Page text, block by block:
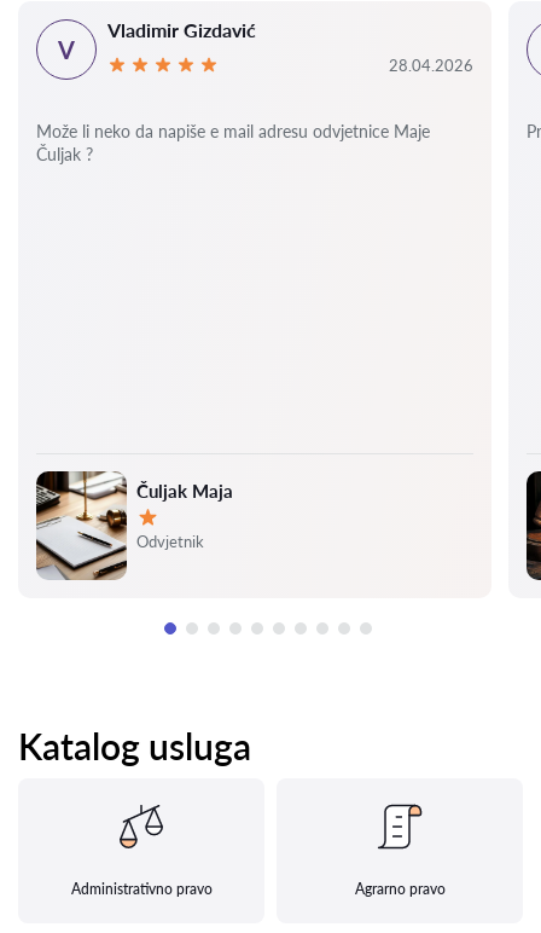
Čuljak Maja
Ocjena:
Odvjetnik
V
Vladimir Gizdavić
28.04.2026
Može li neko da napiše e mail adresu odvjetnice Maje
Čuljak ?
Katalog usluga
Administrativno pravo Agrarno pravo